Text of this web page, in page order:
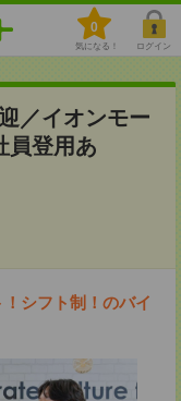
0
気になる！ ログイン
／イオンモー
員登用あ
シフト制！のバイ